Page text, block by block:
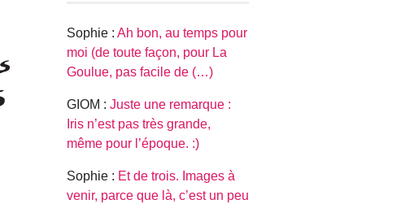
Sophie :Ah bon, au temps pour
moi (de toute façon, pour La
Goulue, pas facile de (…)
GIOM :Juste une remarque :
Iris n’est pas très grande,
même pour l’époque. :)
Sophie : Et de trois. Images à
venir, parce que là, c’est un peu